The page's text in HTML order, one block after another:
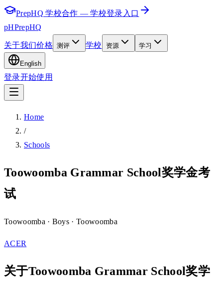
PrepHQ 学校合作 — 学校登录入口
pHPrepHQ
关于我们价格 测评 学校 资源 学习
English
登录开始使用
Home
/
Schools
Toowoomba Grammar School奖学金考
试
Toowoomba · Boys · Toowoomba
ACER
关于Toowoomba Grammar School奖学